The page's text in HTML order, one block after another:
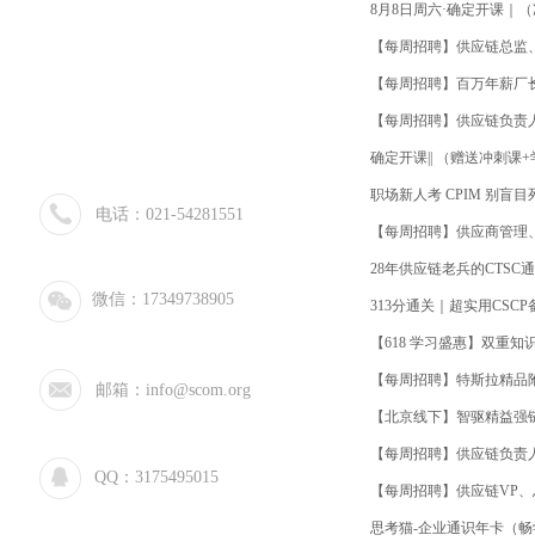
8月8日周六·确定开课｜
【每周招聘】供应链总
【每周招聘】百万年薪
【每周招聘】供应链负
确定开课|| （赠送冲刺课
职场新人考 CPIM 别盲目
【每周招聘】供应商管
28年供应链老兵的CTSC
313分通关｜超实用
【618 学习盛惠】双重
【每周招聘】特斯拉精
【北京线下】智驱精益
【每周招聘】供应链负
【每周招聘】供应链VP
思考猫-企业通识年卡（畅
电话：021-54281551
微信：17349738905
邮箱：info@scom.org
QQ：3175495015